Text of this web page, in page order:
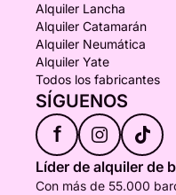
Alquiler Lancha
Alquiler Catamarán
Alquiler Neumática
Alquiler Yate
Todos los fabricantes
SÍGUENOS
f
Líder de alquiler de
Con más de 55.000